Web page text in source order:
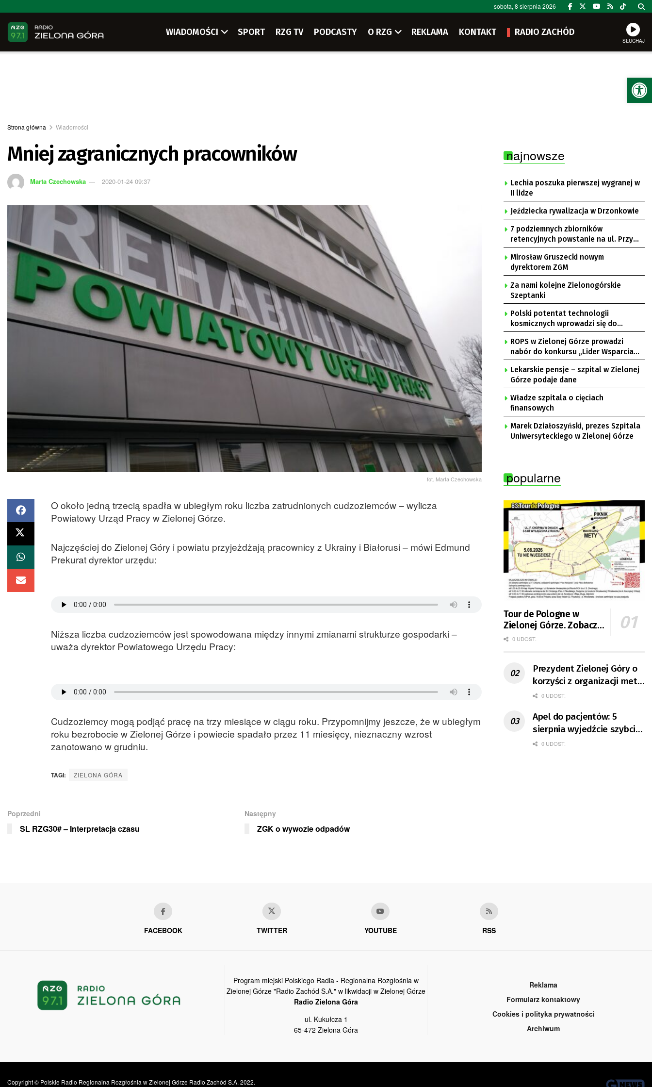
sobota, 8 sierpnia 2026
WIADOMOŚCI SPORT RZG TV PODCASTY O RZG REKLAMA KONTAKT RADIO ZACHÓD
SŁUCHAJ
Strona główna Wiadomości
Mniej zagranicznych pracowników
Marta Czechowska 2020-01-24 09:37
fot. Marta Czechowska
O około jedną trzecią spadła w ubiegłym roku liczba zatrudnionych cudzoziemców – wylicza
Powiatowy Urząd Pracy w Zielonej Górze.
Najczęściej do Zielonej Góry i powiatu przyjeżdżają pracownicy z Ukrainy i Białorusi – mówi Edmund
Prekurat dyrektor urzędu:
Niższa liczba cudzoziemców jest spowodowana między innymi zmianami strukturze gospodarki –
uważa dyrektor Powiatowego Urzędu Pracy:
Cudzoziemcy mogą podjąć pracę na trzy miesiące w ciągu roku. Przypomnijmy jeszcze, że w ubiegłym
roku bezrobocie w Zielonej Górze i powiecie spadało przez 11 miesięcy, nieznaczny wzrost
zanotowano w grudniu.
TAGI: ZIELONA GÓRA
Poprzedni
SL RZG30# – Interpretacja czasu
Następny
ZGK o wywozie odpadów
najnowsze
Lechia poszuka pierwszej wygranej w
II lidze
Jeździecka rywalizacja w Drzonkowie
7 podziemnych zbiorników
retencyjnych powstanie na ul. Przy
Gazowni
Mirosław Gruszecki nowym
dyrektorem ZGM
Za nami kolejne Zielonogórskie
Szeptanki
Polski potentat technologii
kosmicznych wprowadzi się do
Zielonej Góry
ROPS w Zielonej Górze prowadzi
nabór do konkursu „Lider Wsparcia
Seniora”
Lekarskie pensje – szpital w Zielonej
Górze podaje dane
Władze szpitala o cięciach
finansowych
Marek Działoszyński, prezes Szpitala
Uniwersyteckiego w Zielonej Górze
popularne
Tour de Pologne w
Zielonej Górze. Zobacz
zmiany w organizacji
0 UDOST.
Prezydent Zielonej Góry o
korzyści z organizacji mety
Tour de Pologne
0 UDOST.
Apel do pacjentów: 5
sierpnia wyjedźcie szybciej
z domów
0 UDOST.
FACEBOOK TWITTER YOUTUBE RSS
Program miejski Polskiego Radia - Regionalna Rozgłośnia w
Zielonej Górze "Radio Zachód S.A." w likwidacji w Zielonej Górze
Radio Zielona Góra
ul. Kukułcza 1
65-472 Zielona Góra
Reklama
Formularz kontaktowy
Cookies i polityka prywatności
Archiwum
Copyright © Polskie Radio Regionalna Rozgłośnia w Zielonej Górze Radio Zachód S.A. 2022.